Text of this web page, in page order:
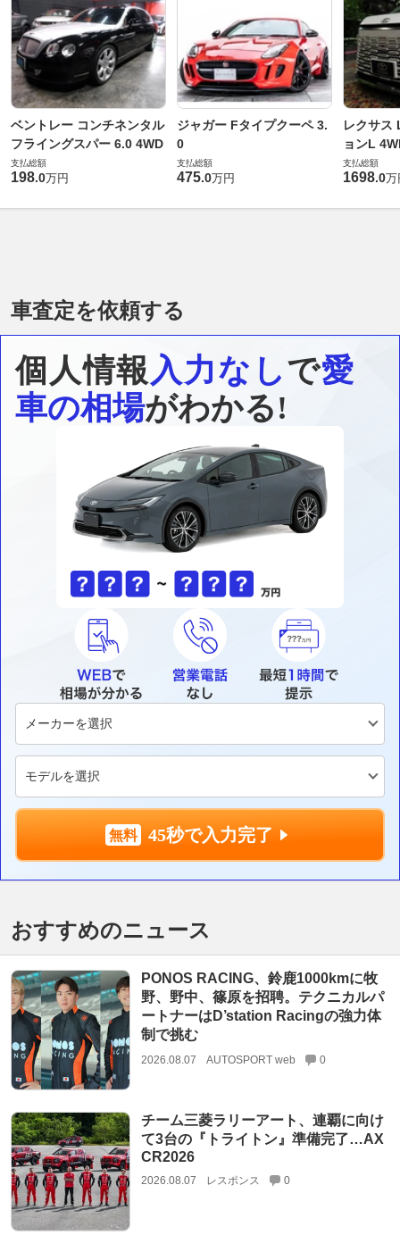
ベントレー コンチネンタル
フライングスパー 6.0 4WD
支払総額
198.0万円
ジャガー Fタイプクーペ 3.
0
支払総額
475.0万円
レクサス
ョンL
支払総額
1698.0万
車査定を依頼する
個人情報入力なしで愛
車の相場がわかる!
45秒で入力完了
おすすめのニュース
PONOS RACING、鈴鹿1000kmに牧
野、野中、篠原を招聘。テクニカルパ
ートナーはD’station Racingの強力体
制で挑む
2026.08.07 AUTOSPORT web 0
チーム三菱ラリーアート、連覇に向け
て3台の『トライトン』準備完了…AX
CR2026
2026.08.07 レスポンス 0